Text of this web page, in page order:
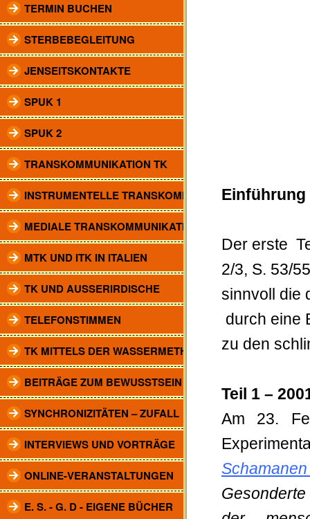
TERMIN BUCHEN
STERBEBEGLEITUNG
JENSEITSKONTAKTE
SPUK 1
SPUK 2
TRANSKOMMUNIKATION TK
INSTRUMENTELLE TRANSKOMM.
MEDIALE TRANSKOMMUNIKATION
MTK UND ITK IN ITALIEN
TK UND AUSSERIRDISCHE
TELEFONSTIMMEN
TK MITTELS DER WASSERMETHODE
BEITRÄGE ZUM BEWUSSTSEIN
SYNCHRONIZITÄTEN – ZUFALL
INTERVIEWS UND VORTRÄGE
ONLINE-VERANSTALTUNGEN
E. S. - G. D - EIGENE BÜCHER
Einführung
Der erste
2/3, S. 53/
sinnvoll die
durch eine
zu den
Teil 1 –
Am 23.